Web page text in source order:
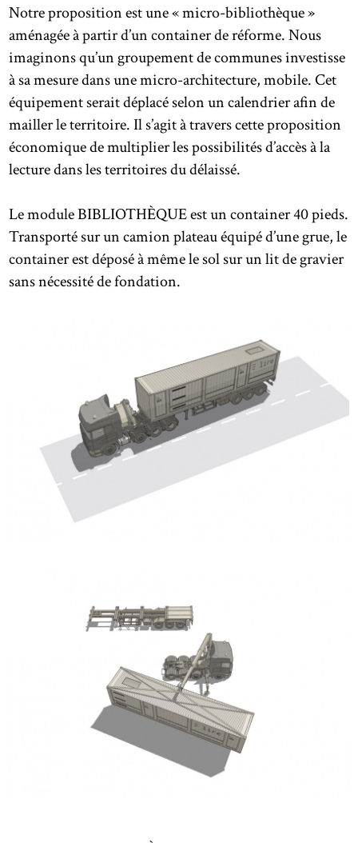
Notre proposition est une « micro-bibliothèque »
aménagée à partir d’un container de réforme. Nous
imaginons qu’un groupement de communes investisse
à sa mesure dans une micro-architecture, mobile. Cet
équipement serait déplacé selon un calendrier afin de
mailler le territoire. Il s’agit à travers cette proposition
économique de multiplier les possibilités d’accès à la
lecture dans les territoires du délaissé.
Le module BIBLIOTHÈQUE est un container 40 pieds.
Transporté sur un camion plateau équipé d’une grue, le
container est déposé à même le sol sur un lit de gravier
sans nécessité de fondation.